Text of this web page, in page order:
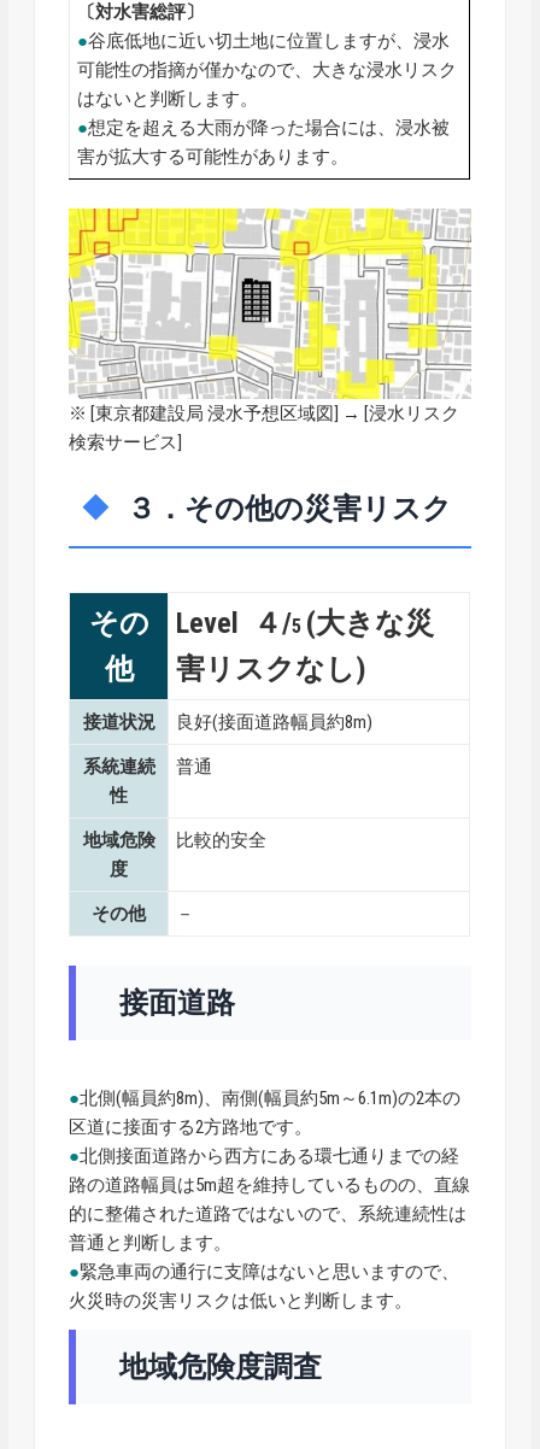
〔対水害総評〕
●谷底低地に近い切土地に位置しますが、浸水
可能性の指摘が僅かなので、大きな浸水リスク
はないと判断します。
●想定を超える大雨が降った場合には、浸水被
害が拡大する可能性があります。
※ [東京都建設局 浸水予想区域図] → [浸水リスク
検索サービス]
３．その他の災害リスク
その
他
Level ４/5 (大きな災
害リスクなし)
接道状況 良好(接面道路幅員約8m)
系統連続
性
普通
地域危険
度
比較的安全
その他 －
接面道路
●北側(幅員約8m)、南側(幅員約5m～6.1m)の2本の
区道に接面する2方路地です。
●北側接面道路から西方にある環七通りまでの経
路の道路幅員は5m超を維持しているものの、直線
的に整備された道路ではないので、系統連続性は
普通と判断します。
●緊急車両の通行に支障はないと思いますので、
火災時の災害リスクは低いと判断します。
地域危険度調査